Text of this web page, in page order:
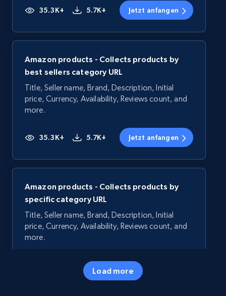
35.3K+ 5.7K+ Jetzt anfangen
Amazon products - Collects products by
best sellers category URL
Title, Seller name, Brand, Description, Initial
price, Currency, Availability, Reviews count, and
more.
35.3K+ 5.7K+ Jetzt anfangen
Amazon products - Collects products by
specific category URL
Title, Seller name, Brand, Description, Initial
price, Currency, Availability, Reviews count, and
more.
5.7K+ Jetzt anfangen
Load more